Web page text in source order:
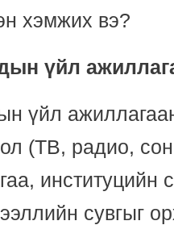
хэмжих вэ?
үйл
үйл
(ТВ, радио,
институцийн
сувгыг